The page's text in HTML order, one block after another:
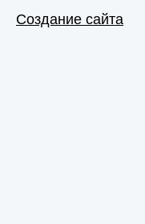
Создание сайта